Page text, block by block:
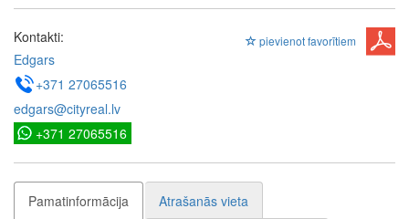
pievienot favorītiem
Kontakti:
Edgars
+371 27065516
edgars@cityreal.lv
+371 27065516
Pamatinformācija
Atrašanās vieta